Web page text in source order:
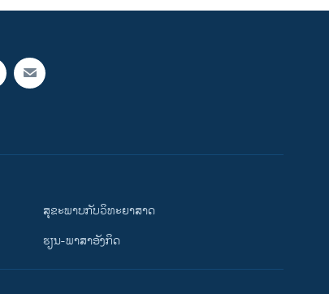
ສຸຂະພາບກັບວິທະຍາສາດ
ຮຽນ-ພາສາອັງກິດ